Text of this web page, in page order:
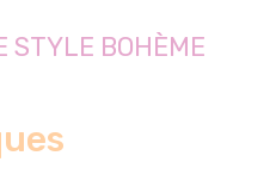
STYLE BOHÈME